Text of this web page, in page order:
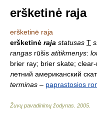
eršketinė raja
eršketinė raja
eršketinė raja statusas T
rangas rūšis atitikmenys:
brier ray; brier skate;
летний американский
terminas – paprastosios
Žuvų pavadinimų žodynas 2005